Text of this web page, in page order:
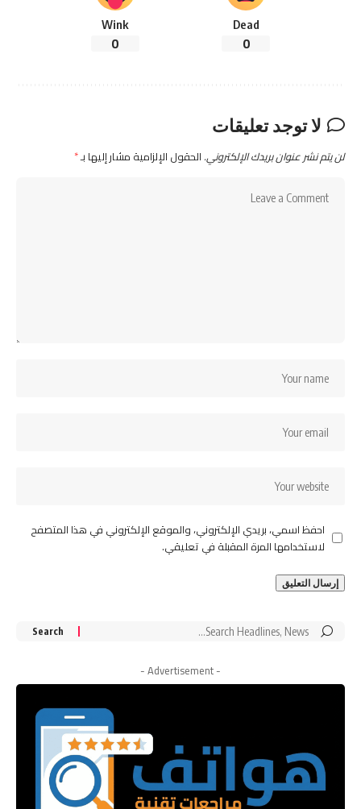
Dead
0
Wink
0
لا توجد تعليقات
لن يتم نشر عنوان بريدك الإلكتروني. الحقول الإلزامية مشار إليها بـ*
احفظ اسمي، بريدي الإلكتروني، والموقع الإلكتروني في هذا المتصفح
لاستخدامها المرة المقبلة في تعليقي.
Search
- Advertisement -